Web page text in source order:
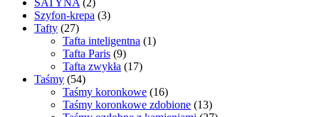
SATYNA (2)
Szyfon-krepa (3)
Tafty (27)
Tafta inteligentna (1)
Tafta Paris (9)
Tafta zwykła (17)
Taśmy (54)
Taśmy koronkowe (16)
Taśmy koronkowe zdobione (13)